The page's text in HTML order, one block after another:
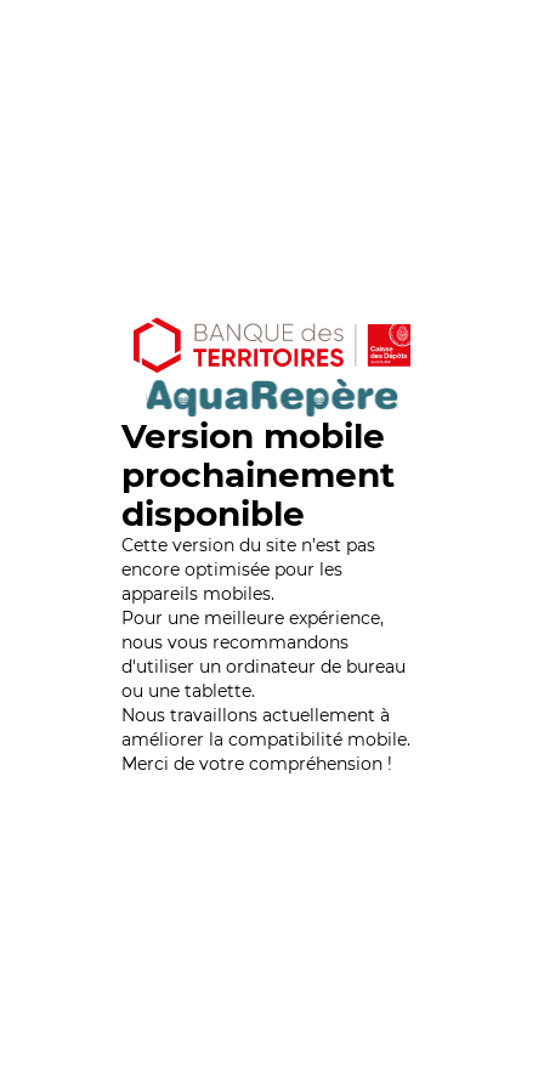
Version mobile
prochainement
disponible
Cette version du site n’est pas
encore optimisée pour les
appareils mobiles.
Pour une meilleure expérience,
nous vous recommandons
d'utiliser un ordinateur de bureau
ou une tablette.
Nous travaillons actuellement à
améliorer la compatibilité mobile.
Merci de votre compréhension !